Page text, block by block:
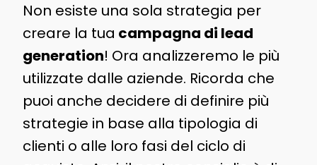
Non esiste una sola strategia per
creare la tua campagna di lead
generation! Ora analizzeremo le più
utilizzate dalle aziende. Ricorda che
puoi anche decidere di definire più
strategie in base alla tipologia di
clienti o alle loro fasi del ciclo di